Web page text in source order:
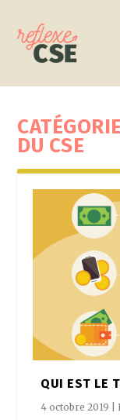
DU CSE
QUI EST LE
4 octobre 2019